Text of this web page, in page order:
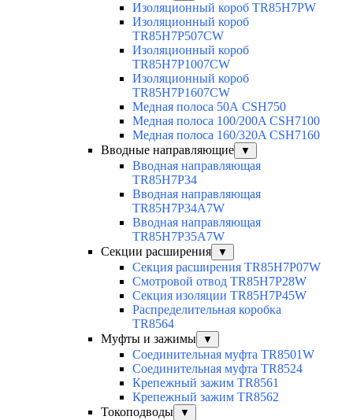
Изоляционный короб TR85H7PW
Изоляционный короб
TR85H7P507CW
Изоляционный короб
TR85H7P1007CW
Изоляционный короб
TR85H7P1607CW
Медная полоса 50А CSH750
Медная полоса 100/200A CSH7100
Медная полоса 160/320A CSH7160
Вводные направляющие
▼
Вводная направляющая
TR85H7P34
Вводная направляющая
TR85H7P34A7W
Вводная направляющая
TR85H7P35A7W
Секции расширения
▼
Секция расширения TR85H7P07W
Смотровой отвод TR85H7P28W
Секция изоляции TR85H7P45W
Распределительная коробка
TR8564
Муфты и зажимы
▼
Соединительная муфта TR8501W
Соединительная муфта TR8524
Крепежный зажим TR8561
Крепежный зажим TR8562
Токоподводы
▼